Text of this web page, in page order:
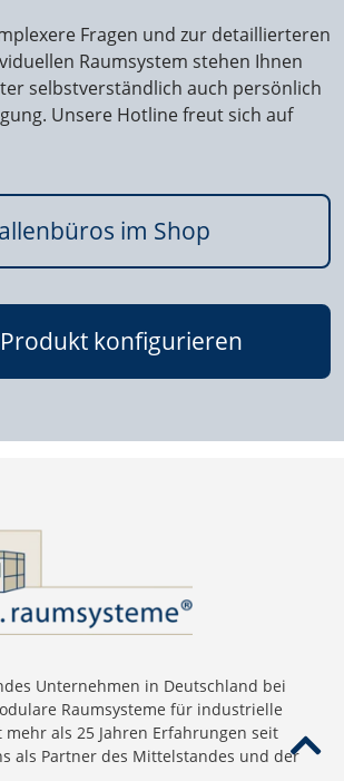
Fragen und zur detaillierteren
Raumsystem stehen Ihnen
selbstverständlich auch persönlich
Unsere Hotline freut sich auf
im Shop
Produkt konfigurieren
Unternehmen in Deutschland bei
Raumsysteme für industrielle
als 25 Jahren Erfahrungen seit
als Partner des Mittelstandes und der